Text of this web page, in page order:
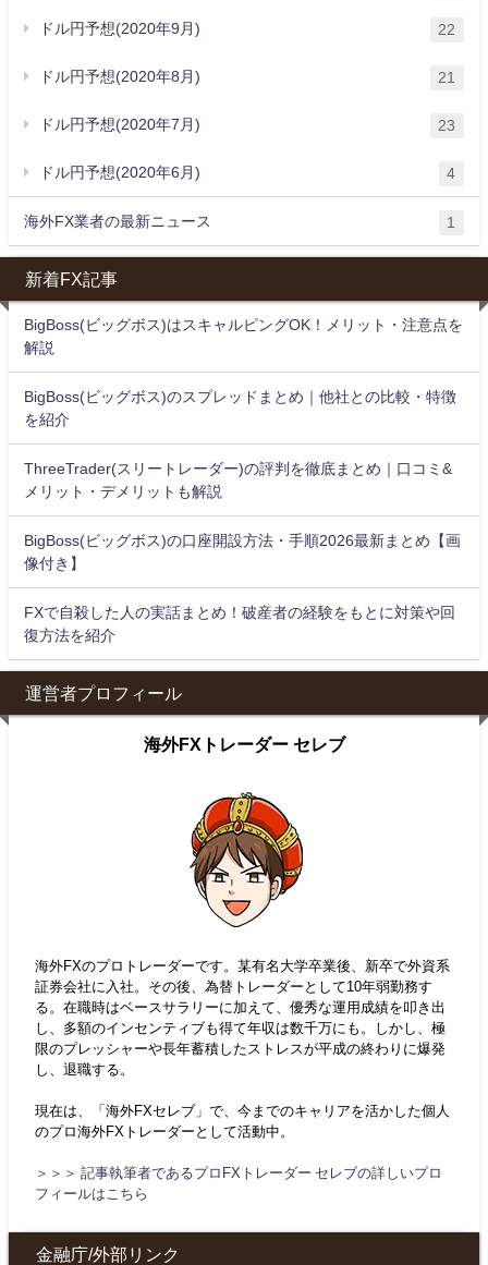
ドル円予想(2020年9月) 22
ドル円予想(2020年8月) 21
ドル円予想(2020年7月) 23
ドル円予想(2020年6月) 4
海外FX業者の最新ニュース 1
新着FX記事
BigBoss(ビッグボス)はスキャルピングOK！メリット・注意点を
解説
BigBoss(ビッグボス)のスプレッドまとめ｜他社との比較・特徴
を紹介
ThreeTrader(スリートレーダー)の評判を徹底まとめ｜口コミ&
メリット・デメリットも解説
BigBoss(ビッグボス)の口座開設方法・手順2026最新まとめ【画
像付き】
FXで自殺した人の実話まとめ！破産者の経験をもとに対策や回
復方法を紹介
運営者プロフィール
海外FXトレーダー セレブ
海外FXのプロトレーダーです。某有名大学卒業後、新卒で外資系
証券会社に入社。その後、為替トレーダーとして10年弱勤務す
る。在職時はベースサラリーに加えて、優秀な運用成績を叩き出
し、多額のインセンティブも得て年収は数千万にも。しかし、極
限のプレッシャーや長年蓄積したストレスが平成の終わりに爆発
し、退職する。
現在は、「海外FXセレブ」で、今までのキャリアを活かした個人
のプロ海外FXトレーダーとして活動中。
＞＞＞ 記事執筆者であるプロFXトレーダー セレブの詳しいプロ
フィールはこちら
金融庁/外部リンク